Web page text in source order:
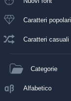
Caratteri popolari
Caratteri casuali
Categorie
Alfabetico